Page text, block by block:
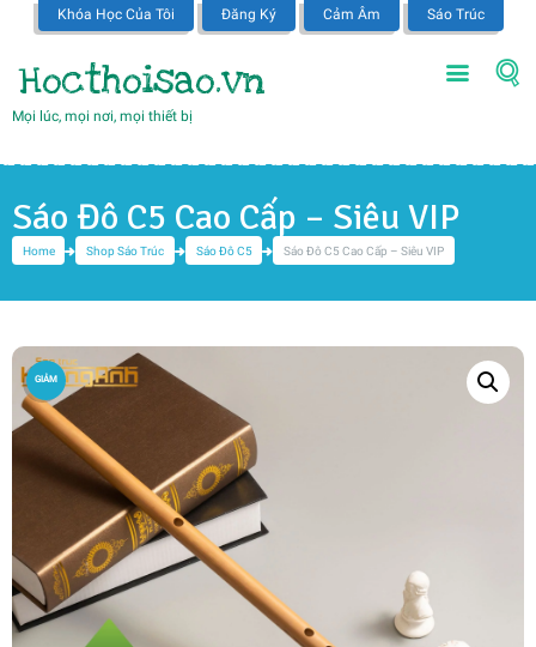
Khóa Học Của Tôi Đăng Ký Cảm Âm Sáo Trúc
Hocthoisao.vn
Mọi lúc, mọi nơi, mọi thiết bị
Home Shop Sáo Trúc Sáo Đô C5 Sáo Đô C5 Cao Cấp – Siêu VIP
Sáo Đô C5 Cao Cấp – Siêu VIP
GIẢM
GIÁ!